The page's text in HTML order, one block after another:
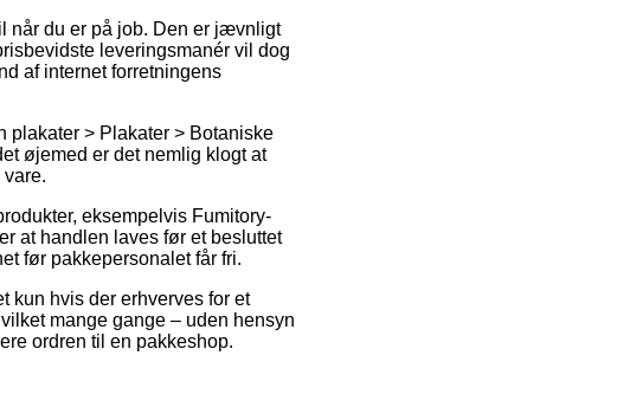
når du er på job. Den er jævnligt
leveringsmanér vil dog
af internet forretningens
plakater > Plakater > Botaniske
øjemed er det nemlig klogt at
eksempelvis Fumitory-
at handlen laves før et besluttet
før pakkepersonalet får fri.
kun hvis der erhverves for et
mange gange – uden hensyn
ordren til en pakkeshop.